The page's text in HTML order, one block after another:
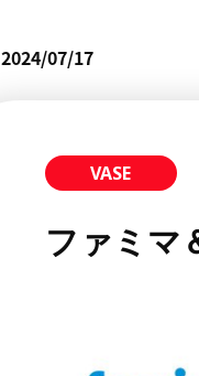
2024/07/17
VASE
ファミマ